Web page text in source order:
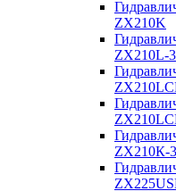
ZX210K
ZX210L-3
ZX210К-3